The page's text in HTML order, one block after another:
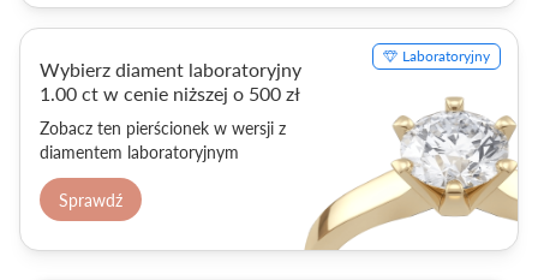
Laboratoryjny
Wybierz diament laboratoryjny
1.00 ct w cenie niższej o 500 zł
Zobacz ten pierścionek w wersji z
diamentem laboratoryjnym
Sprawdź